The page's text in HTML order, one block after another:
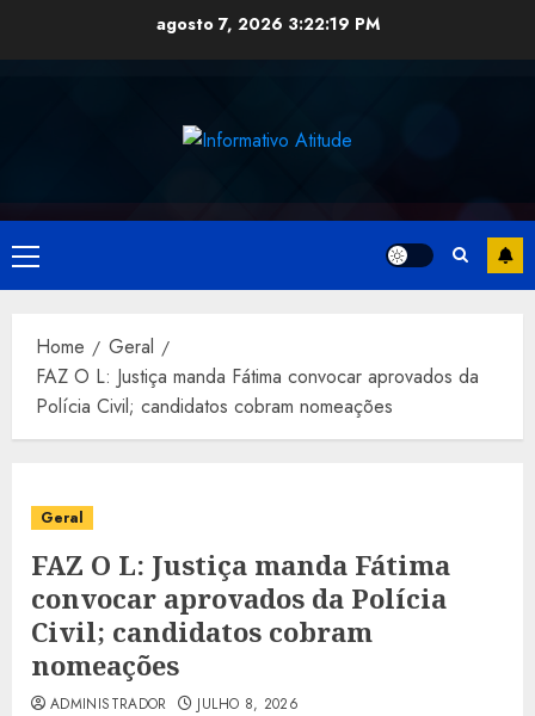
agosto 7, 2026 3:22:20 PM
Primary
Menu
Home
Geral
FAZ O L: Justiça manda Fátima convocar aprovados da
Polícia Civil; candidatos cobram nomeações
Geral
FAZ O L: Justiça manda Fátima
convocar aprovados da Polícia
Civil; candidatos cobram
nomeações
ADMINISTRADOR JULHO 8, 2026